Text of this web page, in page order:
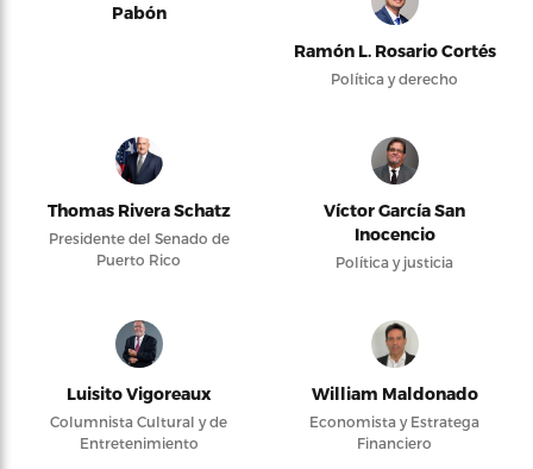
Pabón
Ramón L. Rosario Cortés
Política y derecho
Thomas Rivera Schatz
Presidente del Senado de
Puerto Rico
Víctor García San
Inocencio
Política y justicia
Luisito Vigoreaux
Columnista Cultural y de
Entretenimiento
William Maldonado
Economista y Estratega
Financiero